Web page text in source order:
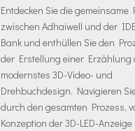
Entdecken Sie die gemeinsame
zwischen Adhaiwell und der
Bank und enthüllen Sie den
der Erstellung einer Erzählung
modernstes 3D-Video- und
Drehbuchdesign. Navigieren
durch den gesamten Prozess,
Konzeption der 3D-LED-